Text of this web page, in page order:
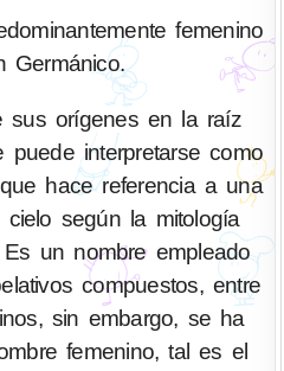
femenino
Germánico.
sus orígenes en la raíz
puede interpretarse como
que hace referencia a una
según la mitología
un nombre empleado
compuestos, entre
sin embargo, se ha
femenino, tal es el